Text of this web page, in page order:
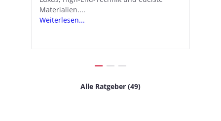
Materialien....
Weiterlesen...
Schritten...
Weiterlesen...
Alle Ratgeber (49)